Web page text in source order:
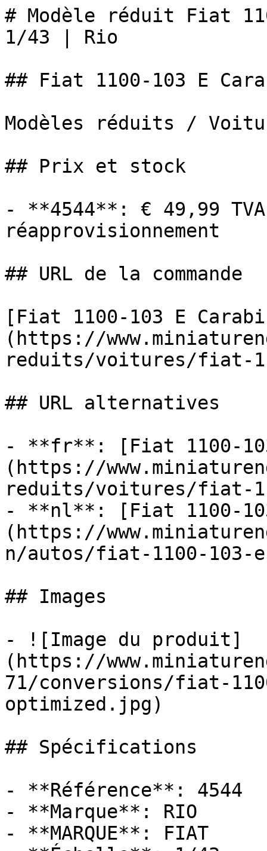
# Modèle réduit Fiat
1/43 | Rio
## Fiat 1100-103 E
Modèles réduits /
## Prix et stock
- **4544**: € 49,99
réapprovisionnement
## URL de la commande
[Fiat 1100-103 E
(https://
reduits/voitures/fiat-
## URL alternatives
- **fr**: [Fiat 1100-
(https://
reduits/voitures/fiat-
- **nl**: [Fiat 1100-
(https://
n/autos/fiat-1100-103-
## Images
- ![Image du produit]
(https://
71/conversions/fiat-
optimized.jpg)
## Spécifications
- **Référence**: 4544
- **Marque**: RIO
- **MARQUE**: FIAT